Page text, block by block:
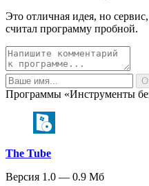
Это отличная идея, но
считал программу пробной.
Программы «Инструменты
The Tube
Версия 1.0 — 0.9 Мб